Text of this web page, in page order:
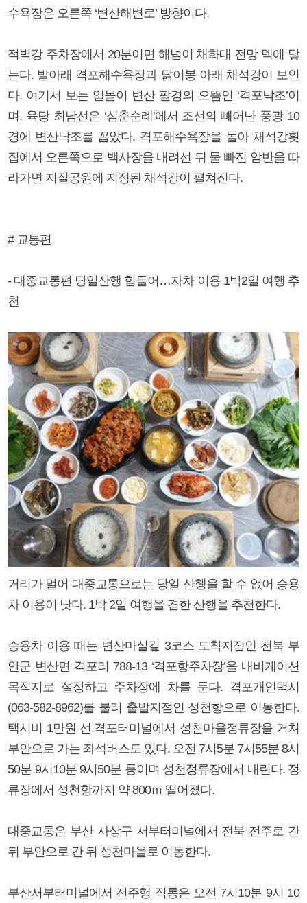
수욕장은 오른쪽 ‘변산해변로’ 방향이다.
적벽강 주차장에서 20분이면 해넘이 채화대 전망 덱에 닿
는다. 발아래 격포해수욕장과 닭이봉 아래 채석강이 보인
다. 여기서 보는 일몰이 변산 팔경의 으뜸인 ‘격포낙조’이
며, 육당 최남선은 ‘심춘순례’에서 조선의 빼어난 풍광 10
경에 변산낙조를 꼽았다. 격포해수욕장을 돌아 채석강횟
집에서 오른쪽으로 백사장을 내려선 뒤 물 빠진 암반을 따
라가면 지질공원에 지정된 채석강이 펼쳐진다.
# 교통편
- 대중교통편 당일산행 힘들어…자차 이용 1박2일 여행 추
천
거리가 멀어 대중교통으로는 당일 산행을 할 수 없어 승용
차 이용이 낫다. 1박 2일 여행을 겸한 산행을 추천한다.
승용차 이용 때는 변산마실길 3코스 도착지점인 전북 부
안군 변산면 격포리 788-13 ‘격포항주차장’을 내비게이션
목적지로 설정하고 주차장에 차를 둔다. 격포개인택시
(063-582-8962)를 불러 출발지점인 성천항으로 이동한다.
택시비 1만원 선.격포터미널에서 성천마을정류장을 거쳐
부안으로 가는 좌석버스도 있다. 오전 7시5분 7시55분 8시
50분 9시10분 9시50분 등이며 성천정류장에서 내린다. 정
류장에서 성천항까지 약 800ｍ 떨어졌다.
대중교통은 부산 사상구 서부터미널에서 전북 전주로 간
뒤 부안으로 간 뒤 성천마을로 이동한다.
부산서부터미널에서 전주행 직통은 오전 7시10분 9시 10